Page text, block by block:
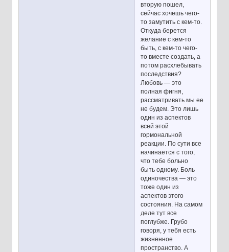
вторую пошел,
сейчас хочешь чего-
то замутить с кем-то.
Откуда берется
желание с кем-то
быть, с кем-то чего-
то вместе создать, а
потом расхлебывать
последствия?
Любовь — это
полная фигня,
рассматривать мы ее
не будем. Это лишь
один из аспектов
всей этой
гормональной
реакции. По сути все
начинается с того,
что тебе больно
быть одному. Боль
одиночества — это
тоже один из
аспектов этого
состояния. На самом
деле тут все
поглубже. Грубо
говоря, у тебя есть
жизненное
пространство. А